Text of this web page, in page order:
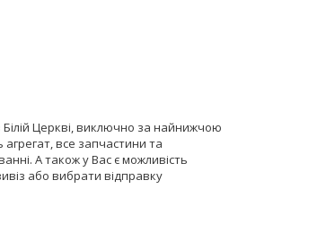
Церкві, виключно за найнижчою
все запчастини та
А також у Вас є можливість
або вибрати відправку